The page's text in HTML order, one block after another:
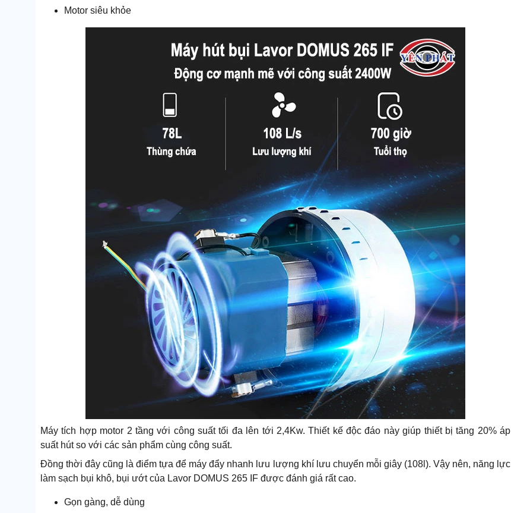
Motor siêu khỏe
Máy tích hợp motor 2 tầng với công suất tối đa lên tới 2,4Kw. Thiết kế độc đáo này giúp thiết bị tăng 20% áp
suất hút so với các sản phẩm cùng công suất.
Đồng thời đây cũng là điểm tựa để máy đẩy nhanh lưu lượng khí lưu chuyển mỗi giây (108l). Vậy nên, năng lực
làm sạch bụi khô, bụi ướt của Lavor DOMUS 265 IF được đánh giá rất cao.
Gọn gàng, dễ dùng